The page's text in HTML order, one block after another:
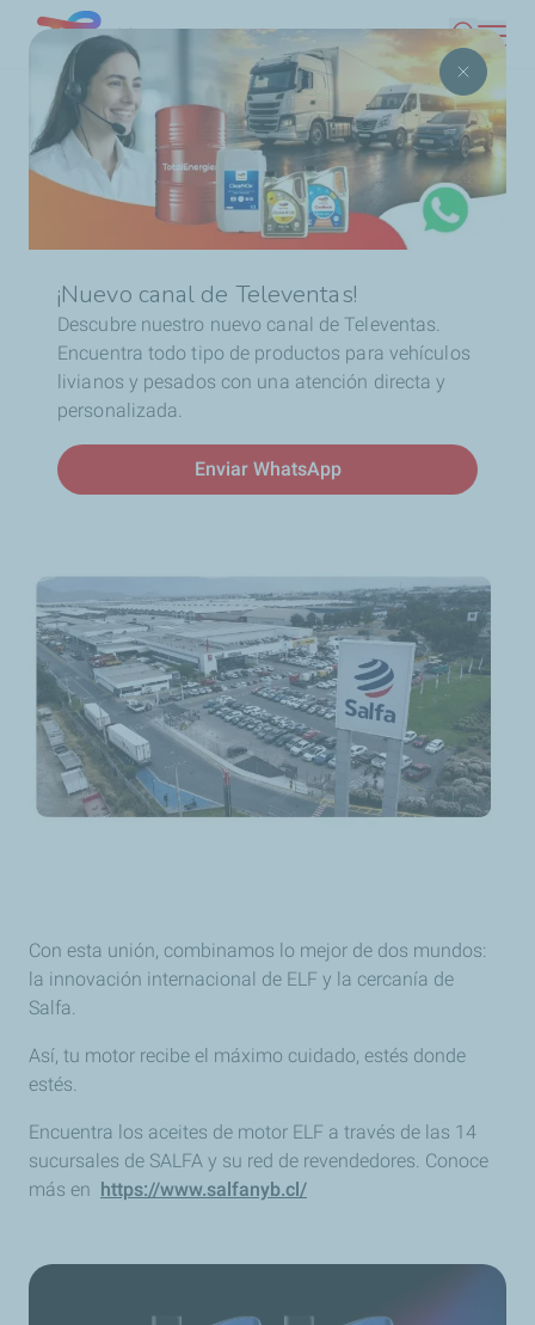
Pasar
al
contenido
principal
¡Nuevo canal de Televentas!
Descubre nuestro nuevo canal de Televentas.
Encuentra todo tipo de productos para vehículos
livianos y pesados con una atención directa y
personalizada.
Enviar WhatsApp
Chile
Buscar
Ruta
de
navegación
Inicio Distribuidores ELF Salfa
Más potencia para tu
motor: ELF llega a Salfa
Con esta unión, combinamos lo mejor de dos mundos:
la innovación internacional de ELF y la cercanía de
Salfa.
Así, tu motor recibe el máximo cuidado, estés donde
estés.
Encuentra los aceites de motor ELF a través de las 14
sucursales de SALFA y su red de revendedores. Conoce
más en https://www.salfanyb.cl/